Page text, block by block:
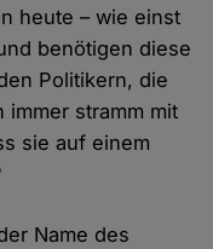
heute – wie einst
benötigen diese
Politikern, die
stramm mit
sie auf einem
Name des